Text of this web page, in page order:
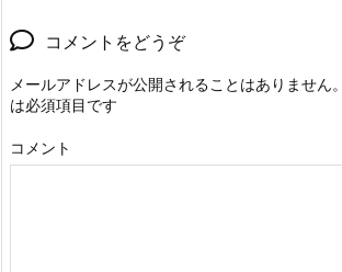
コメントをどうぞ
メールアドレスが公開されることはありません。
は必須項目です
コメント